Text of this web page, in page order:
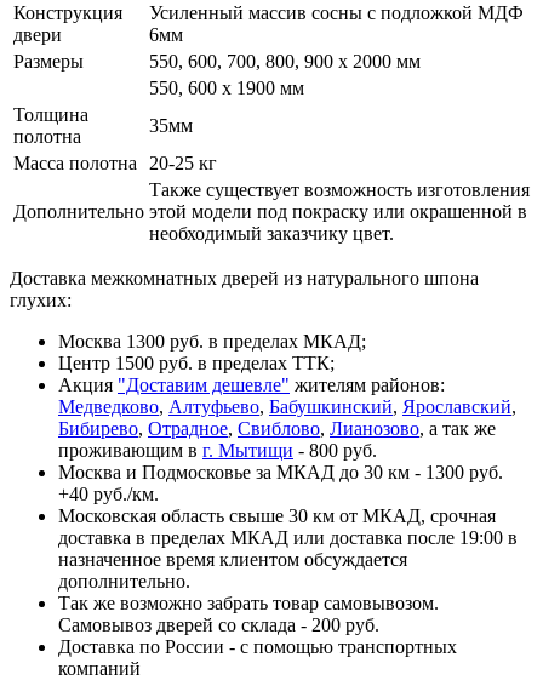
Конструкция
двери
Усиленный массив сосны с подложкой МДФ
6мм
Размеры
550, 600, 700, 800, 900 x 2000 мм
550, 600 х 1900 мм
Толщина
полотна
35мм
Масса полотна
20-25 кг
Дополнительно
Также существует возможность изготовления
этой модели под покраску или окрашенной в
необходимый заказчику цвет.
Доставка межкомнатных дверей из натурального шпона
глухих:
Москва 1300 руб. в пределах МКАД;
Центр 1500 руб. в пределах ТТК;
Акция "Доставим дешевле" жителям районов:
Медведково, Алтуфьево, Бабушкинский, Ярославский,
Бибирево, Отрадное, Свиблово, Лианозово, а так же
проживающим в г. Мытищи - 800 руб.
Москва и Подмосковье за МКАД до 30 км - 1300 руб.
+40 руб./км.
Московская область свыше 30 км от МКАД, срочная
доставка в пределах МКАД или доставка после 19:00 в
назначенное время клиентом обсуждается
дополнительно.
Так же возможно забрать товар самовывозом.
Самовывоз дверей со склада - 200 руб.
Доставка по России - с помощью транспортных
компаний